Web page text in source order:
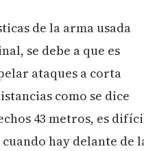
de la arma usada
se debe a que es
ataques a corta
como se dice
43 metros, es
hay delante de